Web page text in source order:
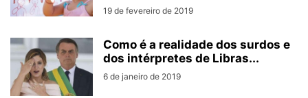
19 de fevereiro de 2019
Como é a realidade dos surdos e
dos intérpretes de Libras...
6 de janeiro de 2019